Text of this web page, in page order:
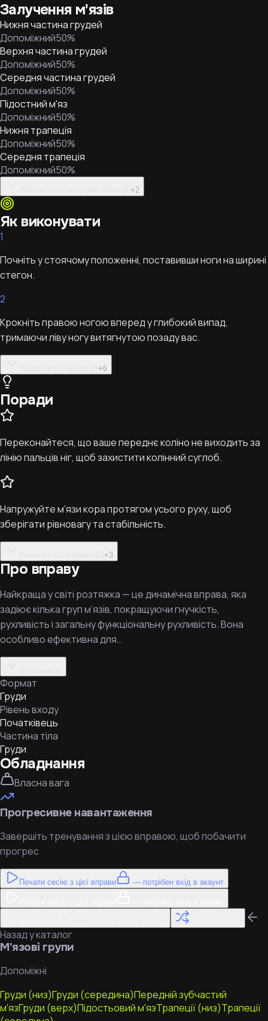
Залучення м'язів
Нижня частина грудей
Допоміжний50%
Верхня частина грудей
Допоміжний50%
Середня частина грудей
Допоміжний50%
Підостний м'яз
Допоміжний50%
Нижня трапеція
Допоміжний50%
Середня трапеція
Допоміжний50%
+2
Як виконувати
1
Почніть у стоячому положенні, поставивши ноги на ширині
стегон.
2
Крокніть правою ногою вперед у глибокий випад,
тримаючи ліву ногу витягнутою позаду вас.
+6
Поради
Переконайтеся, що ваше переднє коліно не виходить за
лінію пальців ніг, щоб захистити колінний суглоб.
Напружуйте м’язи кора протягом усього руху, щоб
зберігати рівновагу та стабільність.
+3
Про вправу
Найкраща у світі розтяжка — це динамічна вправа, яка
задіює кілька груп м’язів, покращуючи гнучкість,
рухливість і загальну функціональну рухливість. Вона
особливо ефективна для…
Формат
Груди
Рівень входу
Початківець
Частина тіла
Груди
Обладнання
Власна вага
Прогресивне навантаження
Завершіть тренування з цією вправою, щоб побачити
прогрес
Почати сесію з цієї вправи — потрібен вхід в акаунт
Назад у каталог
М'язові групи
Допоміжні
Груди (низ)Груди (середина)Передній зубчастий
м'язГруди (верх)Підостьовий м'язТрапеції (низ)Трапеції